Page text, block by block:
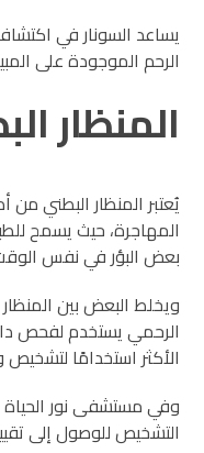
يساعد السونار في
الرحم الموجودة على
المنظار
يُعتبر المنظار البطني
المهاجرة، حيث يسمح
بعض البؤر في نفس
ويخلط البعض بين
الرحمي يستخدم لفحص
الأكثر استخدامًا لتشخيص
وفي مستشفى نور
التشخيص للوصول إلى